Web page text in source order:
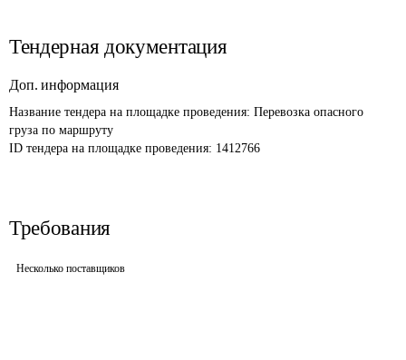
Тендерная документация
Доп. информация
Название тендера на площадке проведения: Перевозка опасного
груза по маршруту
ID тендера на площадке проведения: 1412766
Требования
Несколько поставщиков